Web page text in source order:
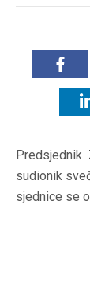
Predsjednik
sudionik
sjednice se